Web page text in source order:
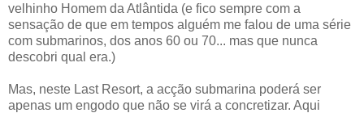
velhinho Homem da Atlântida (e fico sempre com a
sensação de que em tempos alguém me falou de uma série
com submarinos, dos anos 60 ou 70... mas que nunca
descobri qual era.)
Mas, neste Last Resort, a acção submarina poderá ser
apenas um engodo que não se virá a concretizar. Aqui